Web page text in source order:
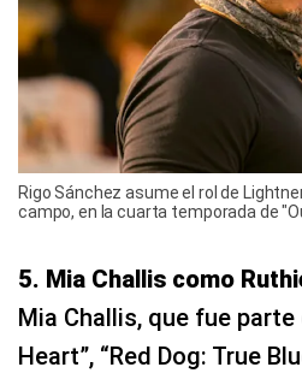
Rigo Sánchez asume el rol de
campo, en la cuarta temporada de
5. Mia Challis como
Mia Challis, que fue
Heart”, “Red Dog: True